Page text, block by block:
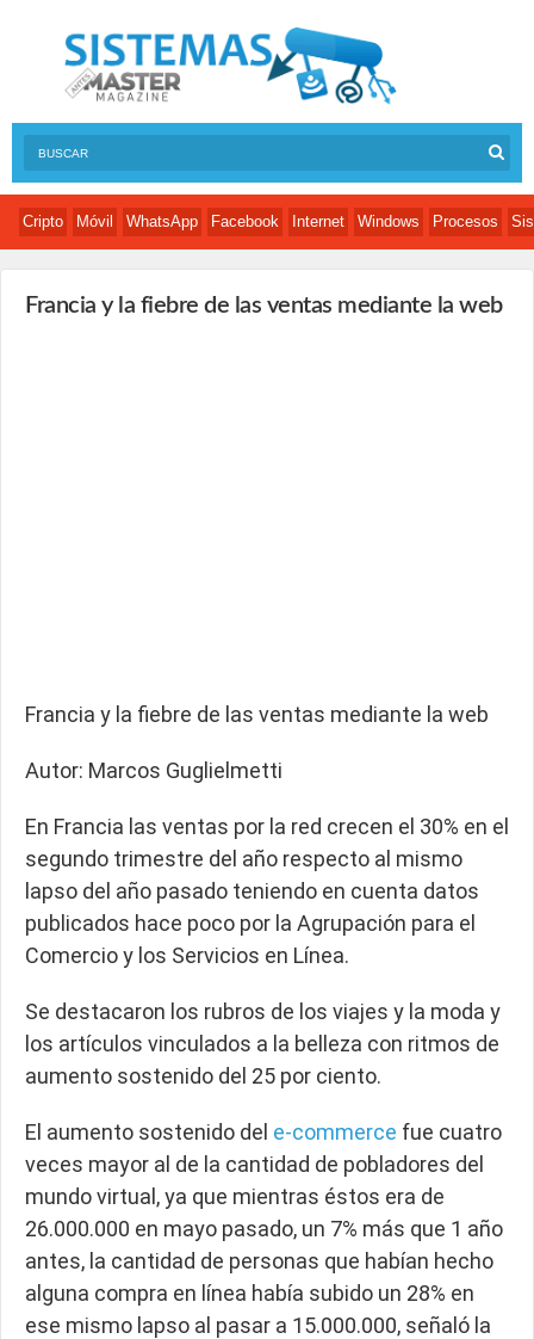
Cripto Móvil WhatsApp Facebook Internet Windows Procesos
Francia y la fiebre de las ventas mediante la web
Francia y la fiebre de las ventas mediante la web
Autor: Marcos Guglielmetti
En Francia las ventas por la red crecen el 30% en el
segundo trimestre del año respecto al mismo
lapso del año pasado teniendo en cuenta datos
publicados hace poco por la Agrupación para el
Comercio y los Servicios en Línea.
Se destacaron los rubros de los viajes y la moda y
los artículos vinculados a la belleza con ritmos de
aumento sostenido del 25 por ciento.
El aumento sostenido del e-commerce fue cuatro
veces mayor al de la cantidad de pobladores del
mundo virtual, ya que mientras éstos era de
26.000.000 en mayo pasado, un 7% más que 1 año
antes, la cantidad de personas que habían hecho
alguna compra en línea había subido un 28% en
ese mismo lapso al pasar a 15.000.000, señaló la